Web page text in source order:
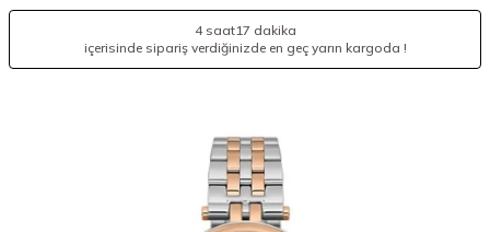
4 saat17 dakika
içerisinde sipariş verdiğinizde en geç yarın kargoda !